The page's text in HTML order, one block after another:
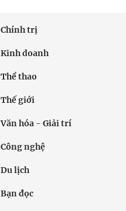
Chính trị
Kinh doanh
Thể thao
Thế giới
Văn hóa - Giải trí
Công nghệ
Du lịch
Bạn đọc